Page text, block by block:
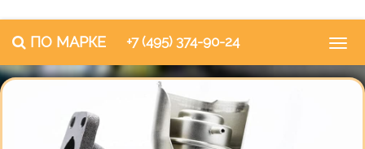
ПО МАРКЕ +7 (495) 374-90-24